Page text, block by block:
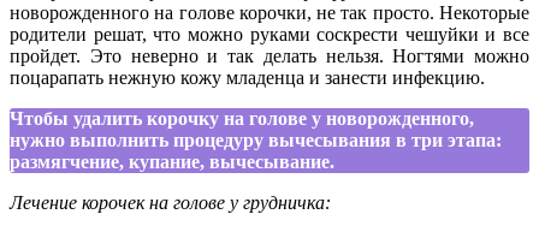
новорожденного на голове корочки, не так просто. Некоторые
родители решат, что можно руками соскрести чешуйки и все
пройдет. Это неверно и так делать нельзя. Ногтями можно
поцарапать нежную кожу младенца и занести инфекцию.
Чтобы удалить корочку на голове у новорожденного,
нужно выполнить процедуру вычесывания в три этапа:
размягчение, купание, вычесывание.
Лечение корочек на голове у грудничка: